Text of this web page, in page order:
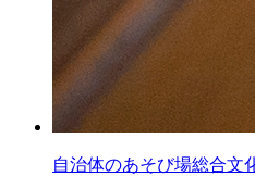
自治体のあそび場総合文